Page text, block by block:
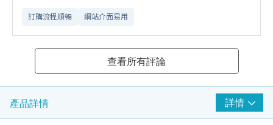
訂購流程順暢 網站介面易用
查看所有評論
產品詳情 詳情